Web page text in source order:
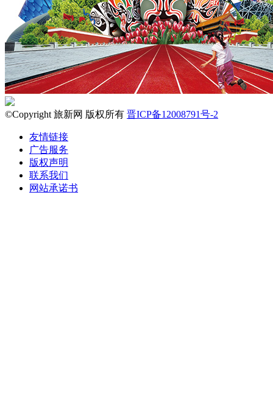
©Copyright 旅新网 版权所有 晋ICP备12008791号-2
友情链接
广告服务
版权声明
联系我们
网站承诺书